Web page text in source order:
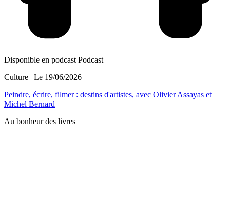
Disponible en podcast Podcast
Culture | Le 19/06/2026
Peindre, écrire, filmer : destins d'artistes, avec Olivier Assayas et
Michel Bernard
Au bonheur des livres